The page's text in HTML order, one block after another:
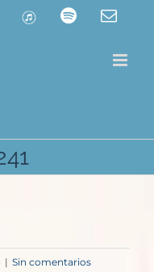
ITunes Spotify
| Sin comentarios